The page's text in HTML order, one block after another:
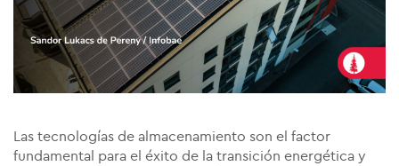
Las tecnologías de almacenamiento son el factor
fundamental para el éxito de la transición energética y